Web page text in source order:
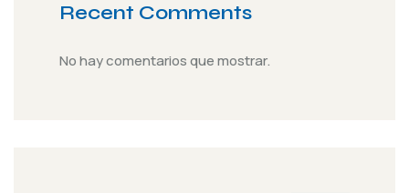
Recent Comments
No hay comentarios que mostrar.